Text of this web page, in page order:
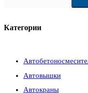
Категории
Автовышки
Автокраны